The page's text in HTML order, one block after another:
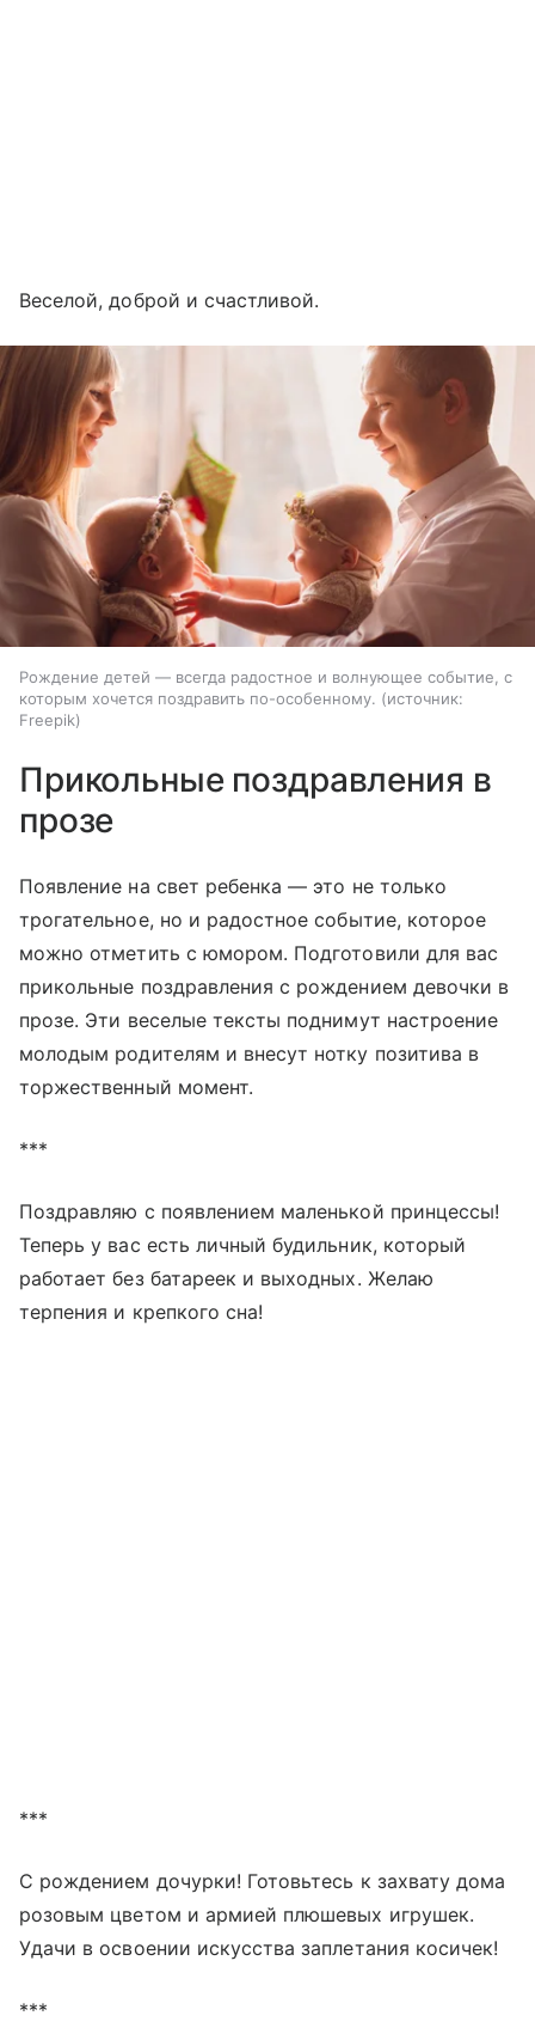
Веселой, доброй и счастливой.
Рождение детей — всегда радостное и волнующее событие, с
которым хочется поздравить по-особенному.
источник:
Freepik
Прикольные поздравления в
прозе
Появление на свет ребенка — это не только
трогательное, но и радостное событие, которое
можно отметить с юмором. Подготовили для вас
прикольные поздравления с рождением девочки в
прозе. Эти веселые тексты поднимут настроение
молодым родителям и внесут нотку позитива в
торжественный момент.
***
Поздравляю с появлением маленькой принцессы!
Теперь у вас есть личный будильник, который
работает без батареек и выходных. Желаю
терпения и крепкого сна!
***
С рождением дочурки! Готовьтесь к захвату дома
розовым цветом и армией плюшевых игрушек.
Удачи в освоении искусства заплетания косичек!
***